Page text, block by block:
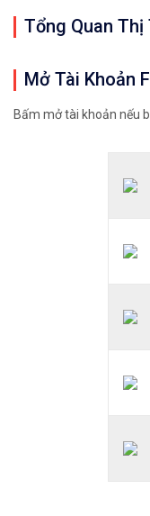
Tổng Quan
Mở Tài Khoản
Bấm mở tài khoản nếu